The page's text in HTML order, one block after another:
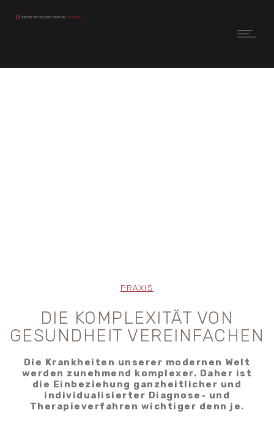
PRAXIS
DIE KOMPLEXITÄT VON
GESUNDHEIT VEREINFACHEN
Die Krankheiten unserer modernen Welt
werden zunehmend komplexer. Daher ist
die Einbeziehung ganzheitlicher und
individualisierter Diagnose- und
Therapieverfahren wichtiger denn je.